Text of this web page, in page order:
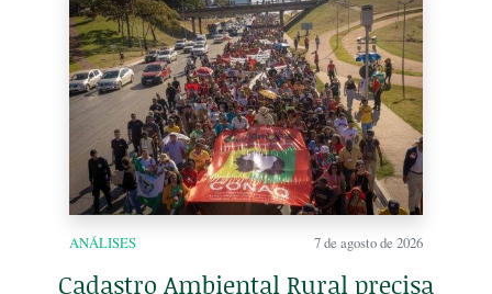
ANÁLISES 7 de agosto de 2026
Cadastro Ambiental Rural precisa